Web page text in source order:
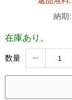
納期:
在庫あり。
数量 